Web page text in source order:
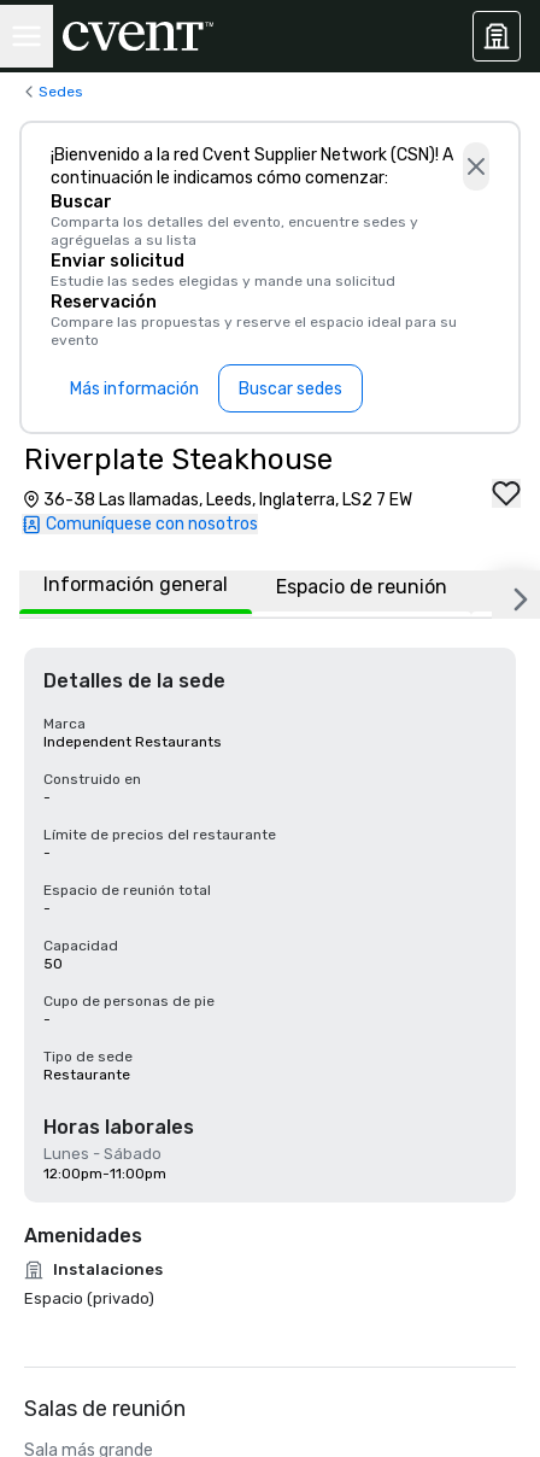
Sedes
¡Bienvenido a la red Cvent Supplier Network (CSN)! A
continuación le indicamos cómo comenzar:
Buscar
Comparta los detalles del evento, encuentre sedes y
agréguelas a su lista
Enviar solicitud
Estudie las sedes elegidas y mande una solicitud
Reservación
Compare las propuestas y reserve el espacio ideal para su
evento
Más información Buscar sedes
Riverplate Steakhouse
36-38 Las llamadas, Leeds, Inglaterra, LS2 7 EW
Comuníquese con nosotros
Información general Espacio de reunión
Detalles de la sede
Marca
Independent Restaurants
Construido en
-
Límite de precios del restaurante
-
Espacio de reunión total
-
Capacidad
50
Cupo de personas de pie
-
Tipo de sede
Restaurante
Horas laborales
Lunes - Sábado
12:00pm-11:00pm
Amenidades
Instalaciones
Espacio (privado)
Salas de reunión
Sala más grande